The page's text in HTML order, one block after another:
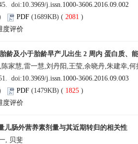
doi:10.3969/j.issn.1000-3606.2016.09.002
PDF (1689KB) ( 2081)
度评价
龄及小于胎龄早产儿出生 2 周内 蛋白质、
家慧,雷一慧,刘丹阳,王莹,余晓丹,朱建幸,何
doi:10.3969/j.issn.1000-3606.2016.09.003
PDF (1479KB) ( 1825)
度评价
儿肠外营养素剂量与其近期转归的相关性
, 贝斐